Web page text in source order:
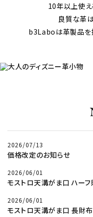
10年以上使え
良質な革
b3Laboは革製品を
2026/07/13
価格改定のお知らせ
2026/06/01
モストロ天溝がま口 ハー
2026/06/01
モストロ天溝がま口 長財